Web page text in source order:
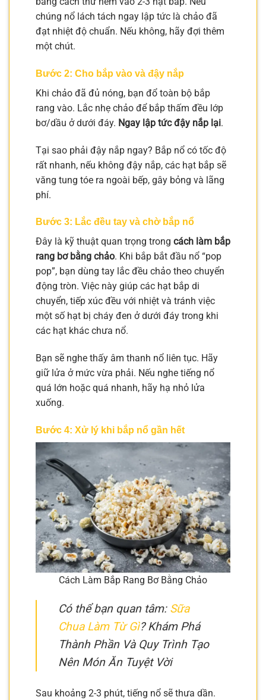
chúng nổ lách tách ngay lập tức là chảo đã
đạt nhiệt độ chuẩn. Nếu không, hãy đợi thêm
một chút.
Bước 2: Cho bắp vào và đậy nắp
Khi chảo đã đủ nóng, bạn đổ toàn bộ bắp
rang vào. Lắc nhẹ chảo để bắp thấm đều lớp
bơ/dầu ở dưới đáy. Ngay lập tức đậy nắp lại.
Tại sao phải đậy nắp ngay? Bắp nổ có tốc độ
rất nhanh, nếu không đậy nắp, các hạt bắp sẽ
văng tung tóe ra ngoài bếp, gây bỏng và lãng
phí.
Bước 3: Lắc đều tay và chờ bắp nổ
Đây là kỹ thuật quan trọng trong cách làm bắp
rang bơ bằng chảo. Khi bắp bắt đầu nổ “pop
pop”, bạn dùng tay lắc đều chảo theo chuyển
động tròn. Việc này giúp các hạt bắp di
chuyển, tiếp xúc đều với nhiệt và tránh việc
một số hạt bị cháy đen ở dưới đáy trong khi
các hạt khác chưa nổ.
Bạn sẽ nghe thấy âm thanh nổ liên tục. Hãy
giữ lửa ở mức vừa phải. Nếu nghe tiếng nổ
quá lớn hoặc quá nhanh, hãy hạ nhỏ lửa
xuống.
Bước 4: Xử lý khi bắp nổ gần hết
Cách Làm Bắp Rang Bơ Bằng Chảo
Có thể bạn quan tâm: Sữa
Chua Làm Từ Gì? Khám Phá
Thành Phần Và Quy Trình Tạo
Nên Món Ăn Tuyệt Vời
Sau khoảng 2-3 phút, tiếng nổ sẽ thưa dần.